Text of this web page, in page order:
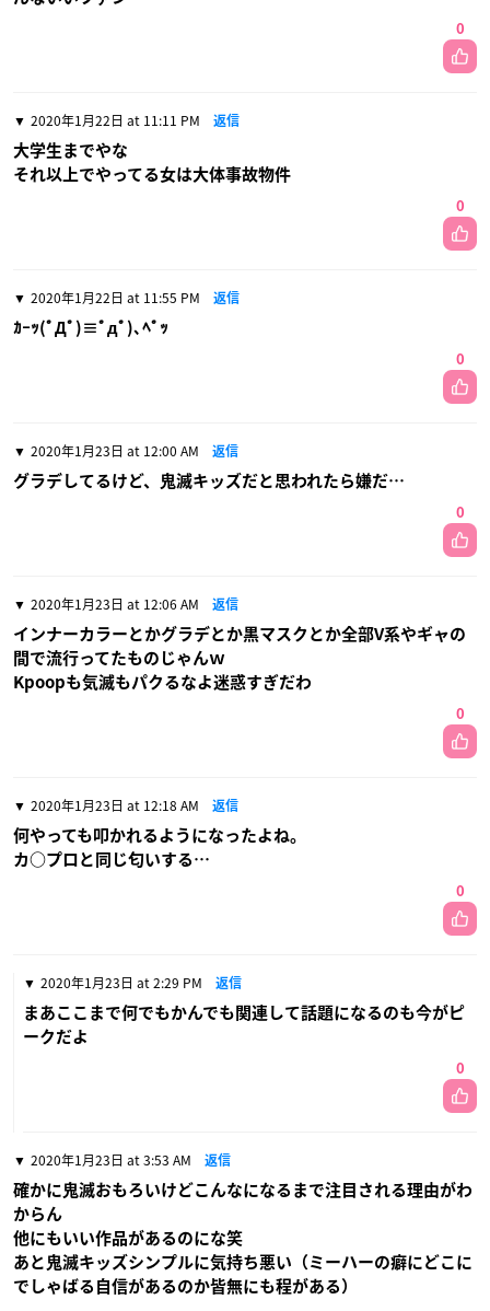
0
2020年1月22日 at 11:11 PM 返信
大学生までやな
それ以上でやってる女は大体事故物件
0
2020年1月22日 at 11:55 PM 返信
ｶｰｯ(ﾟДﾟ)≡ﾟдﾟ)､ﾍﾟｯ
0
2020年1月23日 at 12:00 AM 返信
グラデしてるけど、鬼滅キッズだと思われたら嫌だ…
0
2020年1月23日 at 12:06 AM 返信
インナーカラーとかグラデとか黒マスクとか全部V系やギャの
間で流行ってたものじゃんｗ
Kpoopも気滅もパクるなよ迷惑すぎだわ
0
2020年1月23日 at 12:18 AM 返信
何やっても叩かれるようになったよね。
カ○プロと同じ匂いする…
0
2020年1月23日 at 2:29 PM 返信
まあここまで何でもかんでも関連して話題になるのも今がピ
ークだよ
0
2020年1月23日 at 3:53 AM 返信
確かに鬼滅おもろいけどこんなになるまで注目される理由がわ
からん
他にもいい作品があるのにな笑
あと鬼滅キッズシンプルに気持ち悪い（ミーハーの癖にどこに
でしゃばる自信があるのか皆無にも程がある）